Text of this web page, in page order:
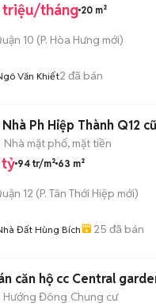
triệu/tháng 20 m²
10 (P. Hòa Hưng mới)
Văn Khiết2 đã bán
Nhà Ph Hiệp Thành Q12
Nhà mặt phố, mặt tiền
tỷ 94 tr/m² 63 m²
12 (P. Tân Thới Hiệp mới)
Đất Hùng Bích 25 đã bán
căn hộ cc Central
Hướng Đông Chung cư